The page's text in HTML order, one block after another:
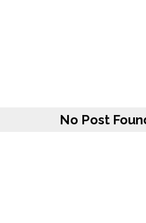
No Post